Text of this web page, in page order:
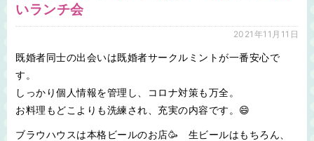
いランチ会
2021年11月11日
既婚者同士の出会いは既婚者サークルミントが一番安心で
す。
しっかり個人情報を管理し、コロナ対策も万全。
お料理もどこよりも洗練され、充実の内容です。😄
ブラウハウスは本格ビールのお店🥳 生ビールはもちろん、